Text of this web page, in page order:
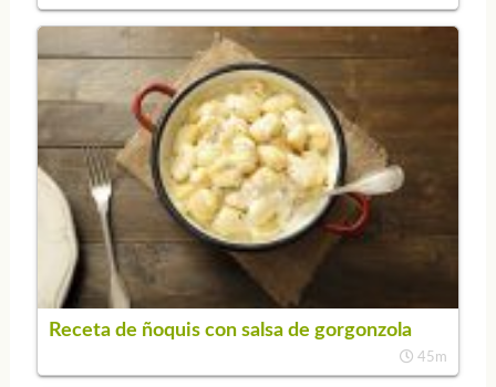
Receta de ñoquis con salsa de gorgonzola
45m